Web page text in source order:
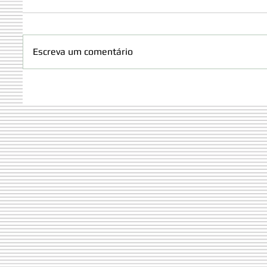
nas Olimpíadas Internacionais
das Ciências da Terra 2026
Escreva um comentário